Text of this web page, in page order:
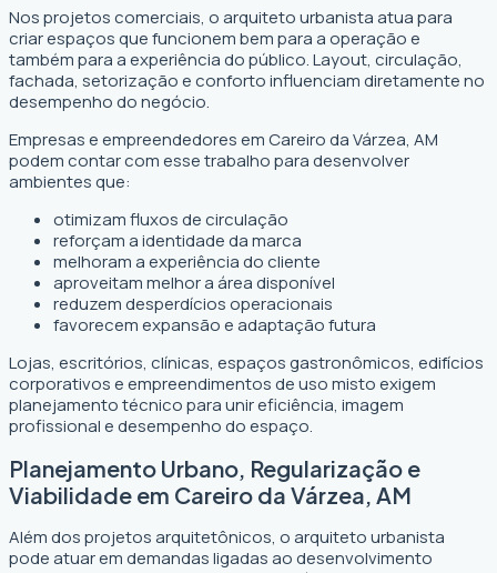
Nos projetos comerciais, o arquiteto urbanista atua para
criar espaços que funcionem bem para a operação e
também para a experiência do público. Layout, circulação,
fachada, setorização e conforto influenciam diretamente no
desempenho do negócio.
Empresas e empreendedores em Careiro da Várzea, AM
podem contar com esse trabalho para desenvolver
ambientes que:
otimizam fluxos de circulação
reforçam a identidade da marca
melhoram a experiência do cliente
aproveitam melhor a área disponível
reduzem desperdícios operacionais
favorecem expansão e adaptação futura
Lojas, escritórios, clínicas, espaços gastronômicos, edifícios
corporativos e empreendimentos de uso misto exigem
planejamento técnico para unir eficiência, imagem
profissional e desempenho do espaço.
Planejamento Urbano, Regularização e
Viabilidade em Careiro da Várzea, AM
Além dos projetos arquitetônicos, o arquiteto urbanista
pode atuar em demandas ligadas ao desenvolvimento